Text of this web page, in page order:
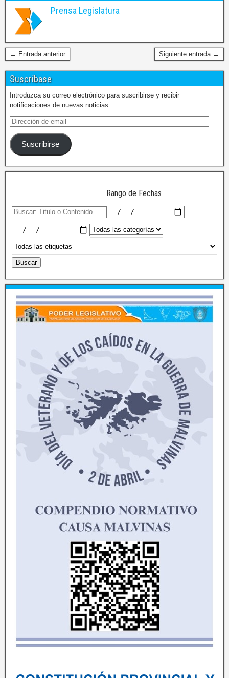
Prensa Legislatura
← Entrada anterior Siguiente entrada →
Suscríbase
Introduzca su correo electrónico para suscribirse y recibir
notificaciones de nuevas noticias.
Suscribirse
Rango de Fechas